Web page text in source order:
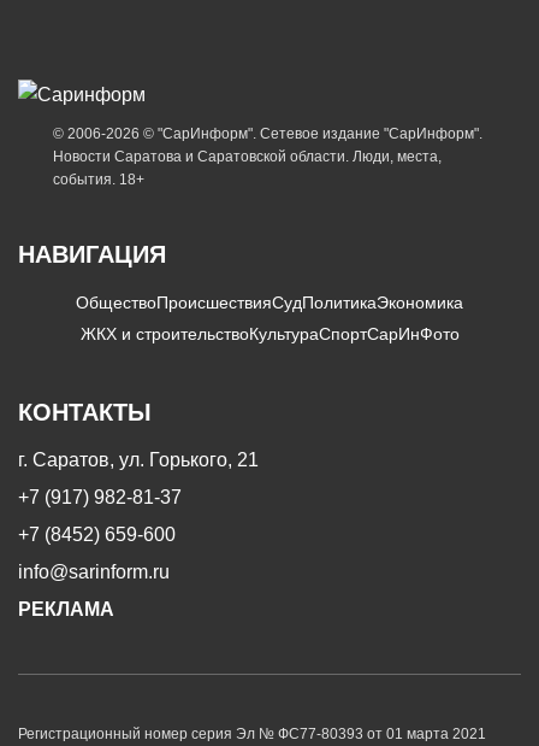
© 2006-2026 © "СарИнформ". Сетевое издание "СарИнформ".
Новости Саратова и Саратовской области. Люди, места,
события. 18+
НАВИГАЦИЯ
ОбществоПроисшествияСудПолитикаЭкономика
ЖКХ и строительствоКультураСпортСарИнФото
КОНТАКТЫ
г. Саратов, ул. Горького, 21
+7 (917) 982-81-37
+7 (8452) 659-600
info@sarinform.ru
РЕКЛАМА
Регистрационный номер серия Эл № ФС77-80393 от 01 марта 2021